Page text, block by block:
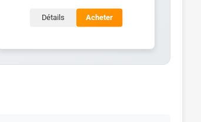
Détails Acheter